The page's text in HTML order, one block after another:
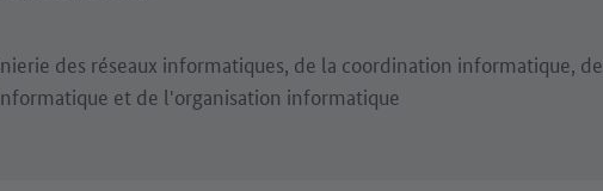
des réseaux informatiques, de la coordination informatique, de
et de l'organisation informatique